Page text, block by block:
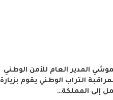
المدير العام للأمن الوطني
التراب الوطني يقوم بزيارة
إلى المملكة…